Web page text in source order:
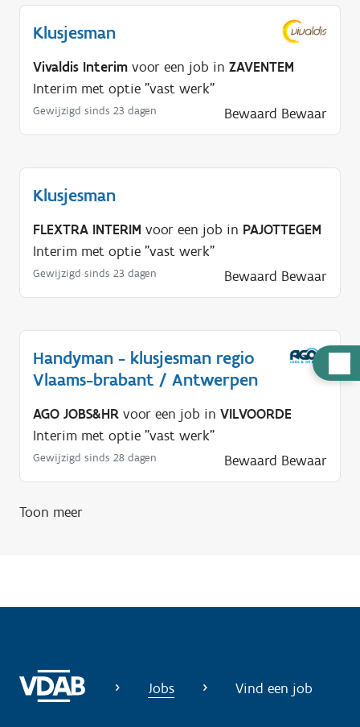
u
o
Klusjesman
Vivaldis Interim voor een job in ZAVENTEM
Interim met optie "vast werk"
Gewijzigd sinds 23 dagen Bewaard Bewaar
Klusjesman
FLEXTRA INTERIM voor een job in PAJOTTEGEM
Interim met optie "vast werk"
Gewijzigd sinds 23 dagen Bewaard Bewaar
Handyman - klusjesman regio
Vlaams-brabant / Antwerpen
AGO JOBS&HR voor een job in VILVOORDE
Interim met optie "vast werk"
Gewijzigd sinds 28 dagen Bewaard Bewaar
Toon meer
Jobs Vind een job